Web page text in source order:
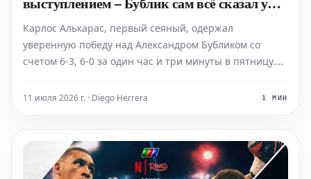
сетки
Карлос Алькарас, первый сеяный, одержал
уверенную победу над Александром Бубликом со
счетом 6-3, 6-0 за один час и три минуты в пятницу.
ознаменовала его 300-ю победу в ATP Tour,
11 июля 2026 г. · Diego Herrera 1 МИН